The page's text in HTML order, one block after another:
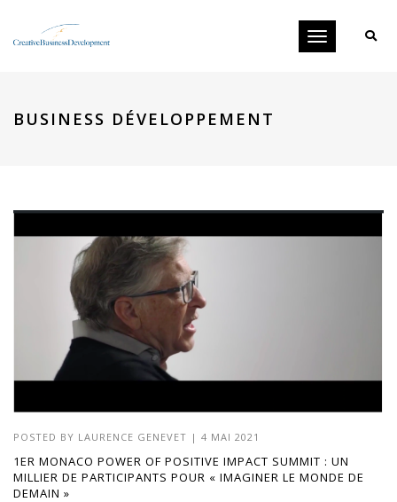
Toggle
BUSINESS DÉVELOPPEMENT
POSTED BY LAURENCE GENEVET | 4 MAI 2021
1ER MONACO POWER OF POSITIVE IMPACT SUMMIT : UN
MILLIER DE PARTICIPANTS POUR « IMAGINER LE MONDE DE
DEMAIN »